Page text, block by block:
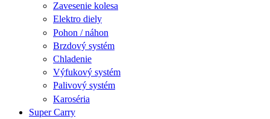
Zavesenie kolesa
Elektro diely
Pohon / náhon
Brzdový systém
Chladenie
Výfukový systém
Palivový systém
Karoséria
Super Carry